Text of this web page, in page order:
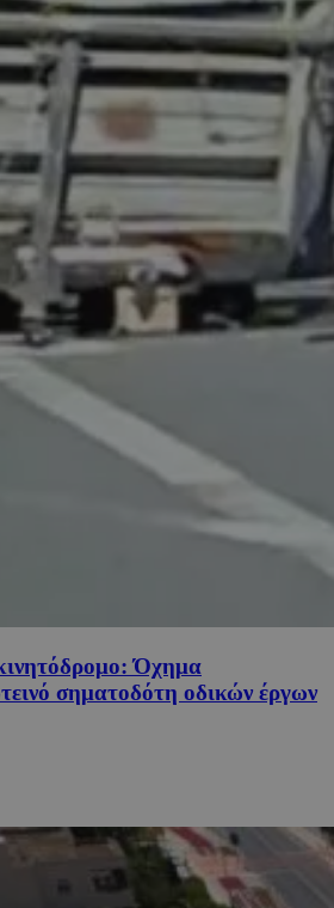
Όχημα
σηματοδότη οδικών έργων